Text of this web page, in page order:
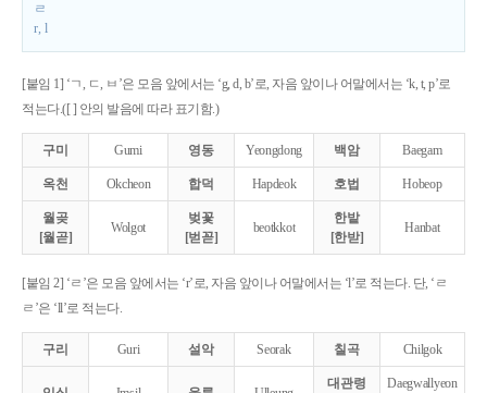
ㄹ
r, l
[붙임 1] ‘ㄱ, ㄷ, ㅂ’은 모음 앞에서는 ‘g, d, b’로, 자음 앞이나 어말에서는 ‘k, t, p’로
적는다.([ ] 안의 발음에 따라 표기함.)
구미 Gumi 영동 Yeongdong 백암 Baegam
옥천 Okcheon 합덕 Hapdeok 호법 Hobeop
월곶
[월곧]
Wolgot
벚꽃
[벋꼳]
beotkkot
한밭
[한받]
Hanbat
[붙임 2] ‘ㄹ’은 모음 앞에서는 ‘r’로, 자음 앞이나 어말에서는 ‘l’로 적는다. 단, ‘ㄹ
ㄹ’은 ‘ll’로 적는다.
구리 Guri 설악 Seorak 칠곡 Chilgok
대관령
Daegwallyeon